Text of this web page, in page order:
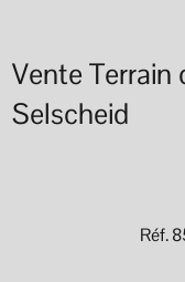
Vente
Selscheid
Réf.